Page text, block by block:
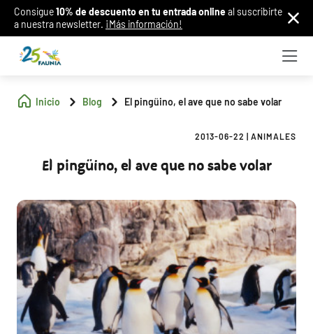
Consigue10% de descuento en tu entrada onlineal suscribirte
a nuestra newsletter. ¡Más información!
Inicio Blog El pingüino, el ave que no sabe volar
2013-06-22 ANIMALES
El pingüino, el ave que no sabe volar